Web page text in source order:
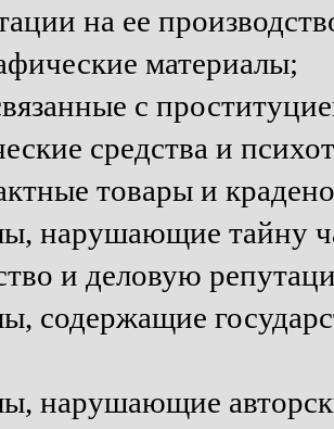
на ее
материалы;
с
средства и
товары и
нарушающие тайну
и деловую
содержащие
нарушающие